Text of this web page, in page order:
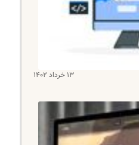
۱۳ خرداد ۱۴۰۲